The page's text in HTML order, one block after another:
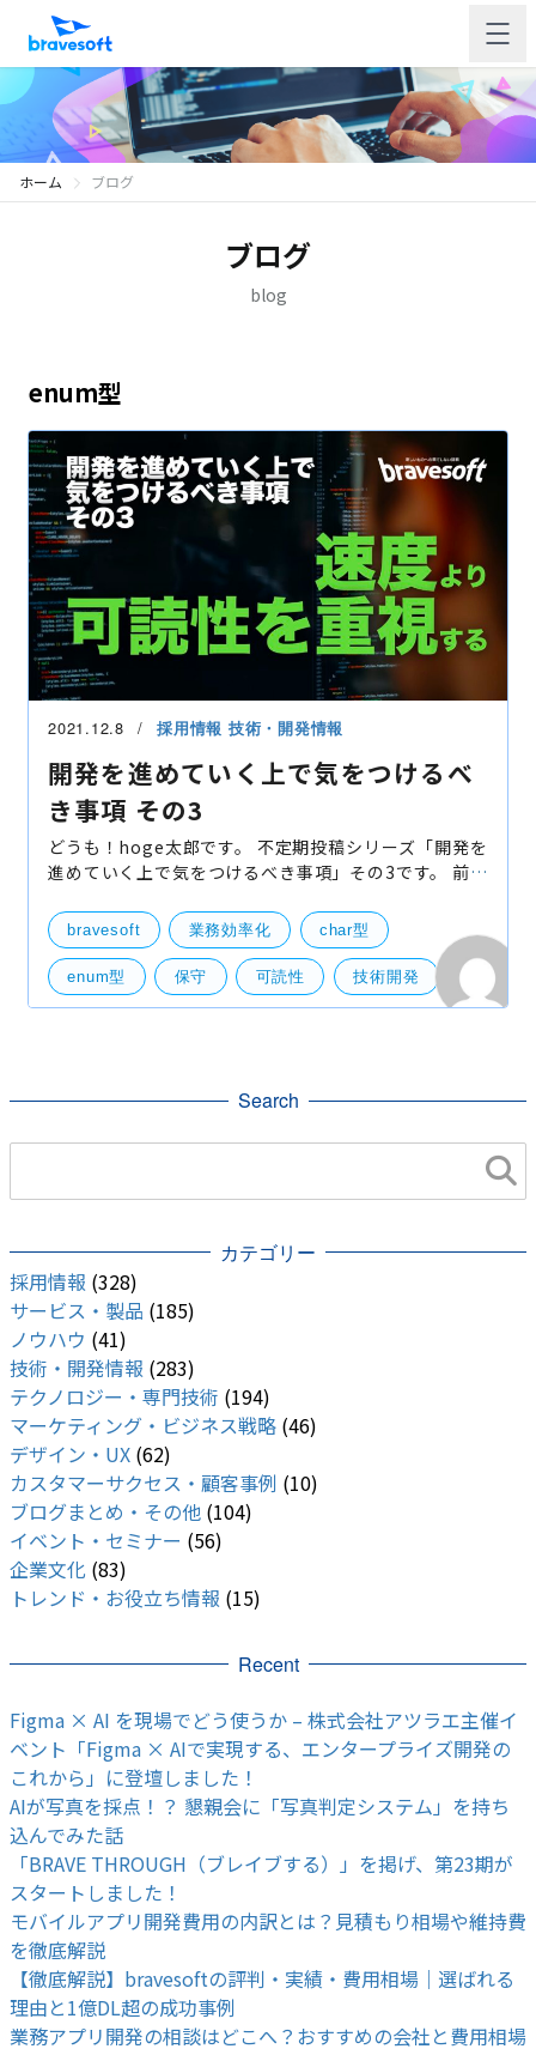
ホーム ブログ
ブログ
blog
enum型
2021.12.8 採用情報 技術・開発情報
開発を進めていく上で気をつけるべ
き事項 その3
どうも！hoge太郎です。 不定期投稿シリーズ「開発を
進めていく上で気をつけるべき事項」その3です。 前回
かし今でも自分がブログに書きたいと思える内容は変
わっ
bravesoft 業務効率化 char型
enum型 保守 可読性 技術開発
Search
カテゴリー
採用情報 (328)
サービス・製品 (185)
ノウハウ (41)
技術・開発情報 (283)
テクノロジー・専門技術 (194)
マーケティング・ビジネス戦略 (46)
デザイン・UX (62)
カスタマーサクセス・顧客事例 (10)
ブログまとめ・その他 (104)
イベント・セミナー (56)
企業文化 (83)
トレンド・お役立ち情報 (15)
Recent
Figma × AI を現場でどう使うか – 株式会社アツラエ主催イ
ベント「Figma × AIで実現する、エンタープライズ開発の
これから」に登壇しました！
AIが写真を採点！？ 懇親会に「写真判定システム」を持ち
込んでみた話
「BRAVE THROUGH（ブレイブする）」を掲げ、第23期が
スタートしました！
モバイルアプリ開発費用の内訳とは？見積もり相場や維持費
を徹底解説
【徹底解説】bravesoftの評判・実績・費用相場｜選ばれる
理由と1億DL超の成功事例
業務アプリ開発の相談はどこへ？おすすめの会社と費用相場